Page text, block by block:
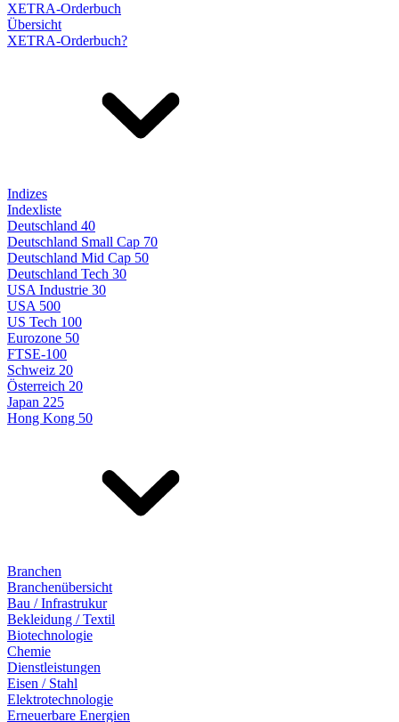
XETRA-Orderbuch
Übersicht
XETRA-Orderbuch?
Indizes
Indexliste
Deutschland 40
Deutschland Small Cap 70
Deutschland Mid Cap 50
Deutschland Tech 30
USA Industrie 30
USA 500
US Tech 100
Eurozone 50
FTSE-100
Schweiz 20
Österreich 20
Japan 225
Hong Kong 50
Branchen
Branchenübersicht
Bau / Infrastrukur
Bekleidung / Textil
Biotechnologie
Chemie
Dienstleistungen
Eisen / Stahl
Elektrotechnologie
Erneuerbare Energien